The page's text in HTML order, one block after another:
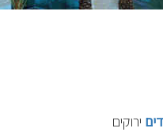
ירוקים